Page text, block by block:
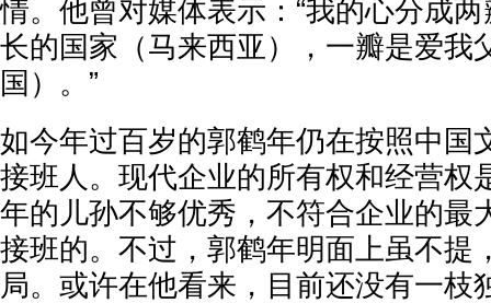
情。他曾对媒体表示：“我的心分成
长的国家（马来西亚），一瓣是爱我
国）。”
如今年过百岁的郭鹤年仍在按照中国
接班人。现代企业的所有权和经营权
年的儿孙不够优秀，不符合企业的最
接班的。不过，郭鹤年明面上虽不提
局。或许在他看来，目前还没有一枝